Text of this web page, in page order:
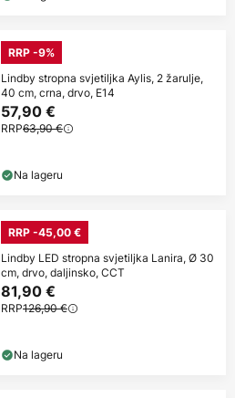
RRP -9%
Lindby stropna svjetiljka Aylis, 2 žarulje,
40 cm, crna, drvo, E14
57,90 €
RRP63,90 €
Na lageru
RRP -45,00 €
Lindby LED stropna svjetiljka Lanira, Ø 30
cm, drvo, daljinsko, CCT
81,90 €
RRP126,90 €
Na lageru